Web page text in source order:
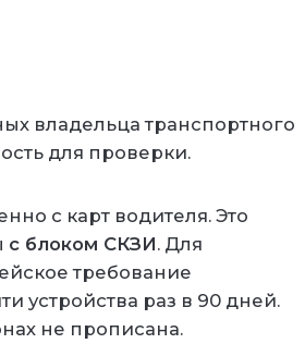
владельца транспортного
для проверки.
с карт водителя. Это
с блоком СКЗИ. Для
требование
устройства раз в 90 дней.
не прописана.